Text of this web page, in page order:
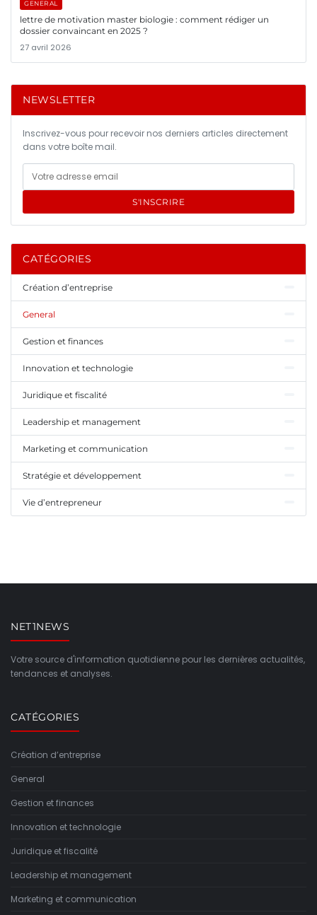
GENERAL
lettre de motivation master biologie : comment rédiger un
dossier convaincant en 2025 ?
27 avril 2026
NEWSLETTER
Inscrivez-vous pour recevoir nos derniers articles directement
dans votre boîte mail.
S'INSCRIRE
CATÉGORIES
Création d’entreprise
General
Gestion et finances
Innovation et technologie
Juridique et fiscalité
Leadership et management
Marketing et communication
Stratégie et développement
Vie d’entrepreneur
NET1NEWS
Votre source d'information quotidienne pour les dernières actualités,
tendances et analyses.
CATÉGORIES
Création d’entreprise
General
Gestion et finances
Innovation et technologie
Juridique et fiscalité
Leadership et management
Marketing et communication